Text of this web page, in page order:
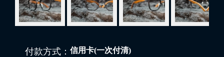
付款方式： 信用卡(一次付清)